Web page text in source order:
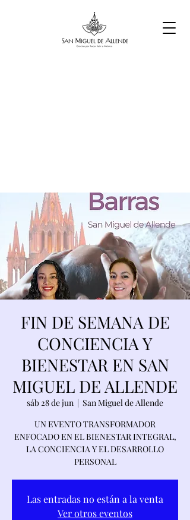
FIN DE SEMANA DE
CONCIENCIA Y
BIENESTAR EN SAN
MIGUEL DE ALLENDE
sáb 28 de jun
  |
San Miguel de Allende
UN EVENTO TRANSFORMADOR
ENFOCADO EN EL BIENESTAR INTEGRAL,
LA CONCIENCIA Y EL DESARROLLO
PERSONAL
Las entradas no están a la venta
Ver otros eventos